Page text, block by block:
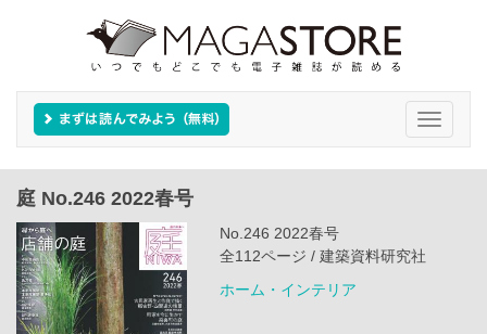
Toggle
庭 No.246 2022春号
No.246 2022春号
全112ページ / 建築資料研究社
ホーム・インテリア